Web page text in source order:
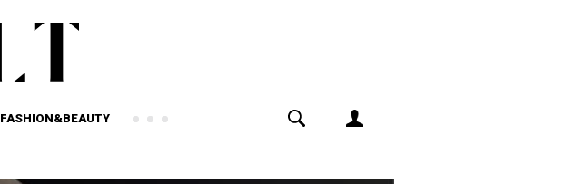
FASHION&BEAUTY